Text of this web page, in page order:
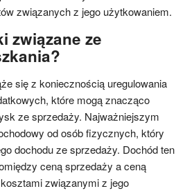
związanych z jego użytkowaniem.
związane ze
się z koniecznością uregulowania
które mogą znacząco
ze sprzedaży. Najważniejszym
od osób fizycznych, który
dochodu ze sprzedaży. Dochód ten
ceną sprzedaży a ceną
związanymi z jego